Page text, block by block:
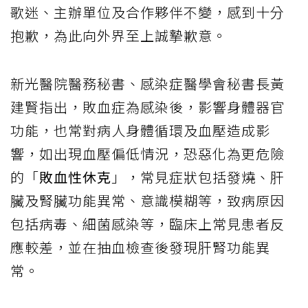
歌迷、主辦單位及合作夥伴不變，感到十分
抱歉，為此向外界至上誠摯歉意。
新光醫院醫務秘書、感染症醫學會秘書長黃
建賢指出，敗血症為感染後，影響身體器官
功能，也常對病人身體循環及血壓造成影
響，如出現血壓偏低情況，恐惡化為更危險
的「敗血性休克 」，常見症狀包括發燒、肝
臟及腎臟功能異常、意識模糊等，致病原因
包括病毒、細菌感染等，臨床上常見患者反
應較差，並在抽血檢查後發現肝腎功能異
常。